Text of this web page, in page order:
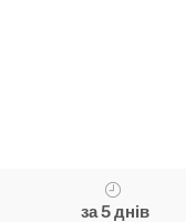
за 5 днів